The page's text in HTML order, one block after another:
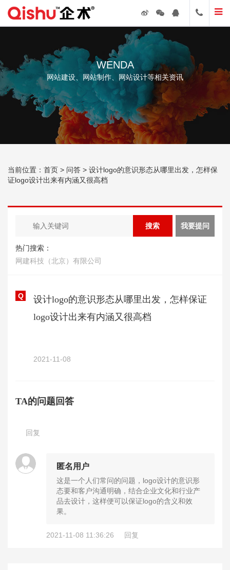
WENDA
网站建设、网站制作、网站设计等相关资讯
当前位置： 首页 > 问答 > 设计logo的意识形态从哪里出发，怎样保
证logo设计出来有内涵又很高档
热门搜索：
网建科技（北京）有限公司
Q
设计logo的意识形态从哪里出发，怎样保证
logo设计出来有内涵又很高档
2021-11-08
TA的问题回答
回复
匿名用户
这是一个人们常问的问题，logo设计的意识形
态要和客户沟通明确，结合企业文化和行业产
品去设计，这样便可以保证logo的含义和效
果。
2021-11-08 11:36:26 回复